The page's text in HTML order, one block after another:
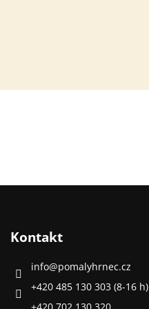
Kontakt
info@pomalyhrnec.cz
+420 485 130 303 (8-16 h)
+420 702 130 320